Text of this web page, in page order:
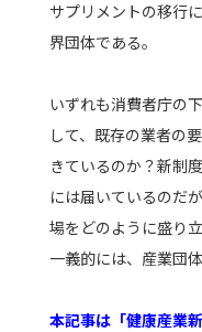
サプリメントの移行
界団体である。
いずれも消費者庁の
して、既存の業者の
きているのか？新制
には届いているのだ
場をどのように盛り
一義的には、産業団
本記事は「健康産業